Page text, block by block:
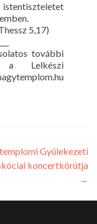
5,17)
további
a Lelkészi
Gyülekezeti
koncertkörútja
→